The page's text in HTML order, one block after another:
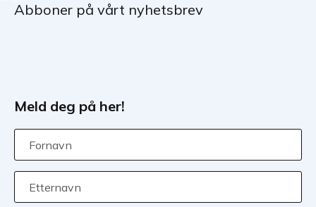
Abboner på vårt nyhetsbrev
Meld deg på her!
Fornavn
Etternavn